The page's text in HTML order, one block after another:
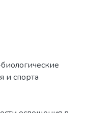
и спорта